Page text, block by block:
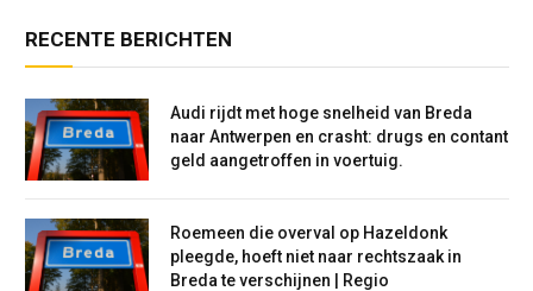
RECENTE BERICHTEN
Audi rijdt met hoge snelheid van Breda
naar Antwerpen en crasht: drugs en contant
geld aangetroffen in voertuig.
Roemeen die overval op Hazeldonk
pleegde, hoeft niet naar rechtszaak in
Breda te verschijnen | Regio